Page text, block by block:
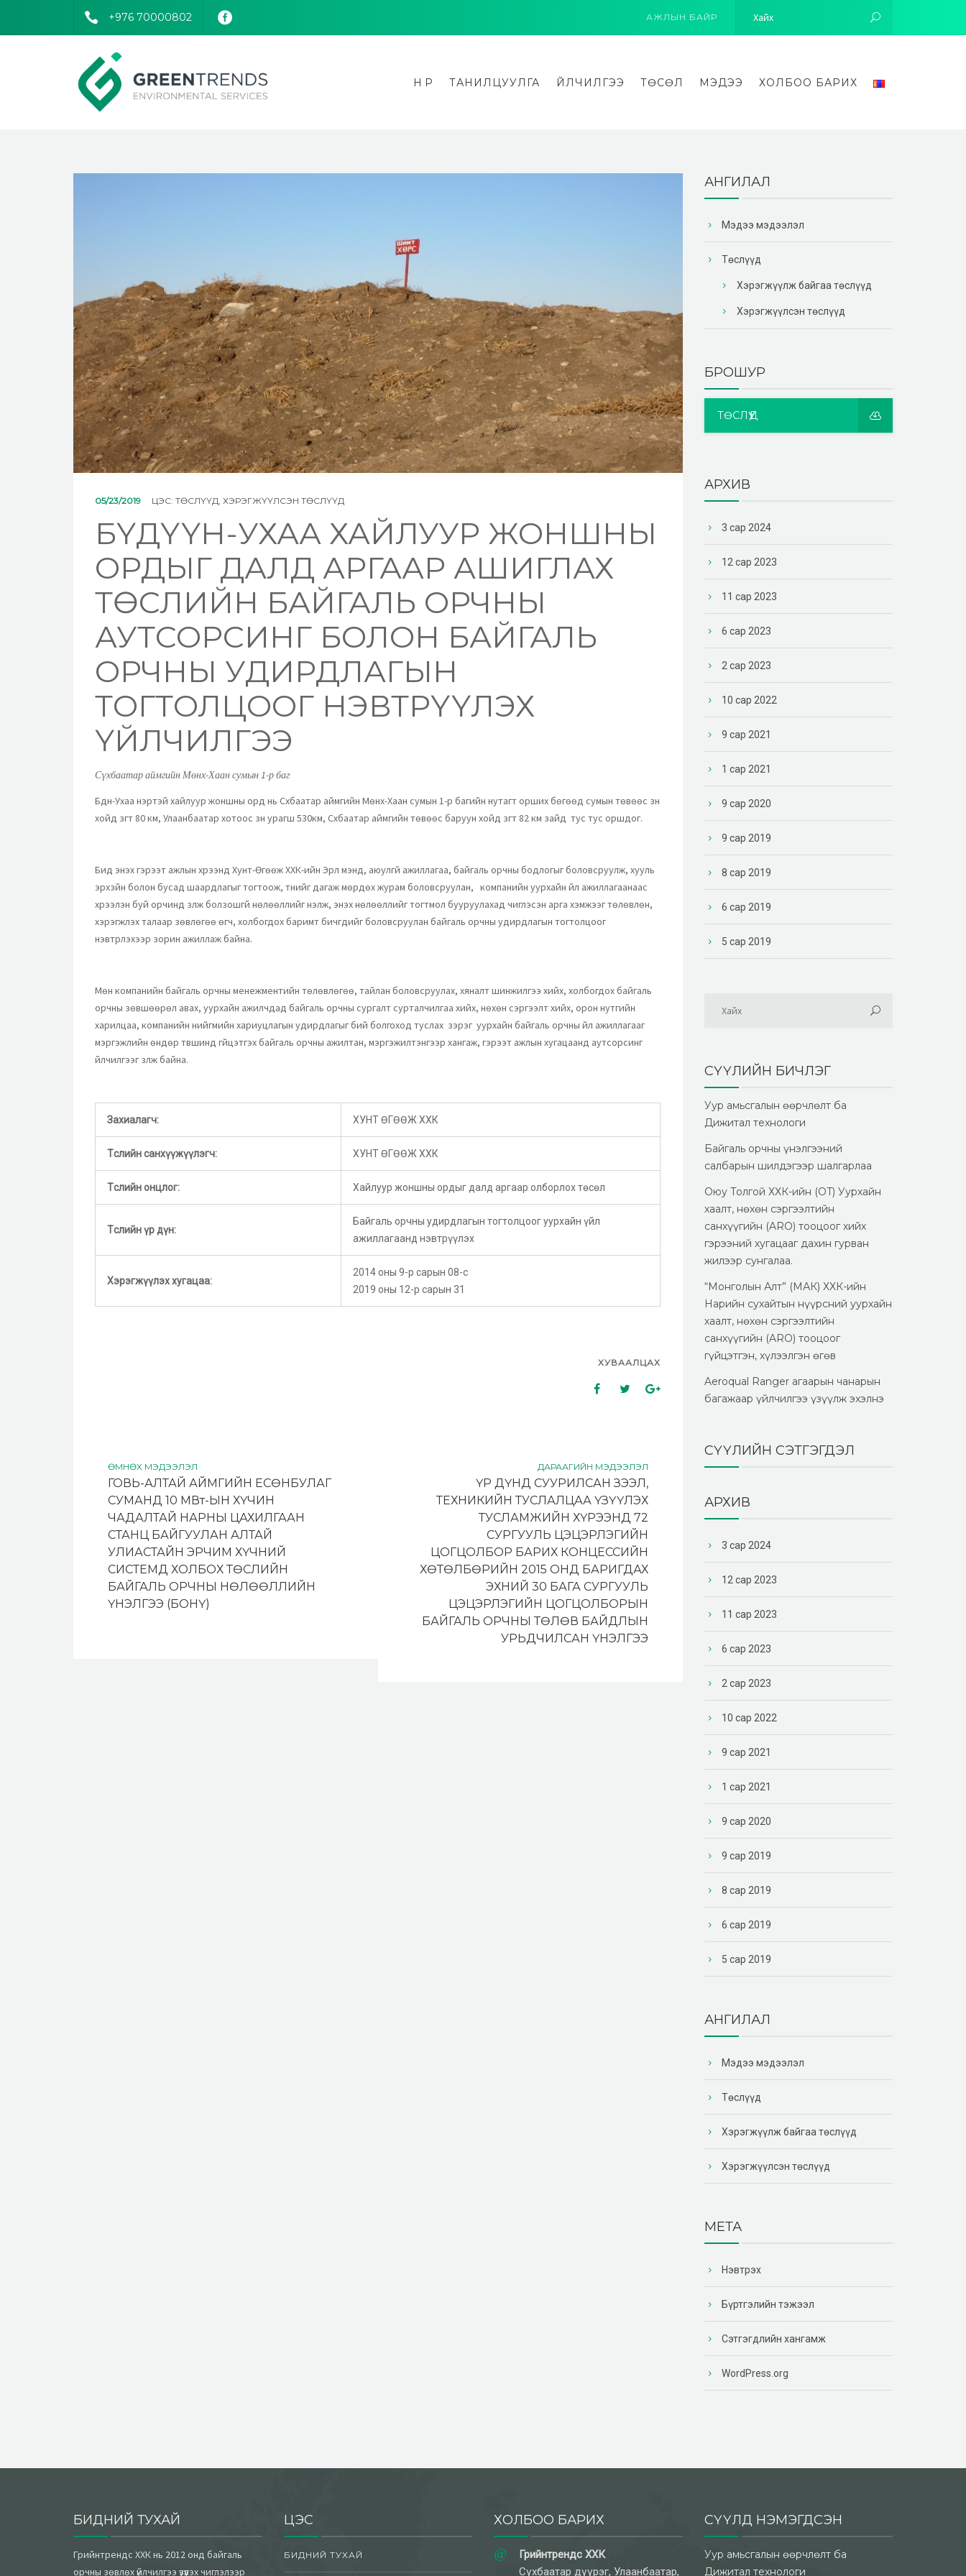
+976 70000802 АЖЛЫН БАЙР
НҮҮР ТАНИЛЦУУЛГА ҮЙЛЧИЛГЭЭ ТӨСӨЛ МЭДЭЭ ХОЛБОО БАРИХ
05/23/2019 ЦЭС: ТӨСЛҮҮД, ХЭРЭГЖҮҮЛСЭН ТӨСЛҮҮД
БҮДҮҮН-УХАА ХАЙЛУУР ЖОНШНЫ
ОРДЫГ ДАЛД АРГААР АШИГЛАХ
ТӨСЛИЙН БАЙГАЛЬ ОРЧНЫ
АУТСОРСИНГ БОЛОН БАЙГАЛЬ
ОРЧНЫ УДИРДЛАГЫН
ТОГТОЛЦООГ НЭВТРҮҮЛЭХ
ҮЙЛЧИЛГЭЭ
Сүхбаатар аймгийн Мөнх-Хаан сумын 1-р баг
Бүдүүн-Ухаа нэртэй хайлуур жоншны орд нь Сүхбаатар аймгийн Мөнх-Хаан сумын 1-р багийн нутагт орших бөгөөд сумын төвөөс зүүн
хойд зүгт 80 км, Улаанбаатар хотоос зүүн урагш 530км, Сүхбаатар аймгийн төвөөс баруун хойд зүгт 82 км зайд тус тус оршдог.
Бид энэхүү гэрээт ажлын хүрээнд Хунт-Өгөөж ХХК-ийн Эрүүл мэнд, аюулгүй ажиллагаа, байгаль орчны бодлогыг боловсруулж, хууль
эрхзүйн болон бусад шаардлагыг тогтоож, түүнийг дагаж мөрдөх журам боловсруулан, компанийн уурхайн үйл ажиллагаанаас
хүрээлэн буй орчинд үзүүлж болзошгүй нөлөөллийг үнэлж, энэхүү нөлөөллийг тогтмол бууруулахад чиглэсэн арга хэмжээг төлөвлөн,
хэрэгжүүлэх талаар зөвлөгөө өгч, холбогдох баримт бичгүүдийг боловсруулан байгаль орчны удирдлагын тогтолцоог
нэвтрүүлэхээр зорин ажиллаж байна.
Мөн компанийн байгаль орчны менежментийн төлөвлөгөө, тайлан боловсруулах, хяналт шинжилгээ хийх, холбогдох байгаль
орчны зөвшөөрөл авах, уурхайн ажилчдад байгаль орчны сургалт сурталчилгаа хийх, нөхөн сэргээлт хийх, орон нутгийн
харилцаа, компанийн нийгмийн хариуцлагын удирдлагыг бий болгоход туслах зэрэг уурхайн байгаль орчны үйл ажиллагааг
мэргэжлийн өндөр түвшинд гүйцэтгэх байгаль орчны ажилтан, мэргэжилтэнгээр хангаж, гэрээт ажлын хугацаанд аутсорсинг
үйлчилгээг үзүүлж байна.
Захиалагч: ХУНТ ӨГӨӨЖ ХХК
Төслийн санхүүжүүлэгч: ХУНТ ӨГӨӨЖ ХХК
Төслийн онцлог: Хайлуур жоншны ордыг далд аргаар олборлох төсөл
Төслийн үр дүн:
Байгаль орчны удирдлагын тогтолцоог уурхайн үйл
ажиллагаанд нэвтрүүлэх
Хэрэгжүүлэх хугацаа:
2014 оны 9-р сарын 08-с
2019 оны 12-р сарын 31
ХУВААЛЦАХ
ӨМНӨХ МЭДЭЭЛЭЛ
ГОВЬ-АЛТАЙ АЙМГИЙН ЕСӨНБУЛАГ
СУМАНД 10 МВт-ЫН ХҮЧИН
ЧАДАЛТАЙ НАРНЫ ЦАХИЛГААН
СТАНЦ БАЙГУУЛАН АЛТАЙ
УЛИАСТАЙН ЭРЧИМ ХҮЧНИЙ
СИСТЕМД ХОЛБОХ ТӨСЛИЙН
БАЙГАЛЬ ОРЧНЫ НӨЛӨӨЛЛИЙН
ҮНЭЛГЭЭ (БОНҮ)
ДАРААГИЙН МЭДЭЭЛЭЛ
ҮР ДҮНД СУУРИЛСАН ЗЭЭЛ,
ТЕХНИКИЙН ТУСЛАЛЦАА ҮЗҮҮЛЭХ
ТУСЛАМЖИЙН ХҮРЭЭНД 72
СУРГУУЛЬ ЦЭЦЭРЛЭГИЙН
ЦОГЦОЛБОР БАРИХ КОНЦЕССИЙН
ХӨТӨЛБӨРИЙН 2015 ОНД БАРИГДАХ
ЭХНИЙ 30 БАГА СУРГУУЛЬ
ЦЭЦЭРЛЭГИЙН ЦОГЦОЛБОРЫН
БАЙГАЛЬ ОРЧНЫ ТӨЛӨВ БАЙДЛЫН
УРЬДЧИЛСАН ҮНЭЛГЭЭ
АНГИЛАЛ
Мэдээ мэдээлэл
Төслүүд
Хэрэгжүүлж байгаа төслүүд
Хэрэгжүүлсэн төслүүд
БРОШУР
ТӨСЛҮҮД
АРХИВ
3 сар 2024
12 сар 2023
11 сар 2023
6 сар 2023
2 сар 2023
10 сар 2022
9 сар 2021
1 сар 2021
9 сар 2020
9 сар 2019
8 сар 2019
6 сар 2019
5 сар 2019
СҮҮЛИЙН БИЧЛЭГ
Уур амьсгалын өөрчлөлт ба
Дижитал технологи
Байгаль орчны үнэлгээний
салбарын шилдэгээр шалгарлаа
Оюу Толгой ХХК-ийн (OT) Уурхайн
хаалт, нөхөн сэргээлтийн
санхүүгийн (ARO) тооцоог хийх
гэрээний хугацааг дахин гурван
жилээр сунгалаа.
“Монголын Алт” (МАК) ХХК-ийн
Нарийн сухайтын нүүрсний уурхайн
хаалт, нөхөн сэргээлтийн
санхүүгийн (ARO) тооцоог
гүйцэтгэн, хүлээлгэн өгөв
Aeroqual Ranger агаарын чанарын
багажаар үйлчилгээ үзүүлж эхэлнэ
СҮҮЛИЙН СЭТГЭГДЭЛ
АРХИВ
3 сар 2024
12 сар 2023
11 сар 2023
6 сар 2023
2 сар 2023
10 сар 2022
9 сар 2021
1 сар 2021
9 сар 2020
9 сар 2019
8 сар 2019
6 сар 2019
5 сар 2019
АНГИЛАЛ
Мэдээ мэдээлэл
Төслүүд
Хэрэгжүүлж байгаа төслүүд
Хэрэгжүүлсэн төслүүд
МЕТА
Нэвтрэх
Бүртгэлийн тэжээл
Сэтгэгдлийн хангамж
WordPress.org
БИДНИЙ ТУХАЙ
Грийнтрендс ХХК нь 2012 онд байгаль
орчны зөвлөх үйлчилгээ үзүүлэх чиглэлээр
ЦЭС
БИДНИЙ ТУХАЙ
ХОЛБОО БАРИХ
Грийнтрендс ХХК
Сүхбаатар дүүрэг, Улаанбаатар,
СҮҮЛД НЭМЭГДСЭН
Уур амьсгалын өөрчлөлт ба
Дижитал технологи